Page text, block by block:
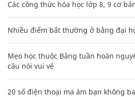
Các công thức hóa học lớp 8, 9 cơ
Nhiều điểm bất thường ở bằng đại
Mẹo học thuộc Bảng tuần hoàn
câu nói vui vẻ
20 số điện thoại ma ám bạn không